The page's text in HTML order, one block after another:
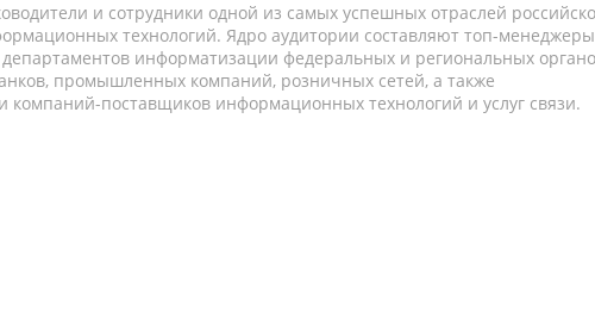
и сотрудники одной из самых успешных отраслей
технологий. Ядро аудитории составляют топ-
информатизации федеральных и региональных
промышленных компаний, розничных сетей, а также
компаний-поставщиков информационных технологий и услуг связи.